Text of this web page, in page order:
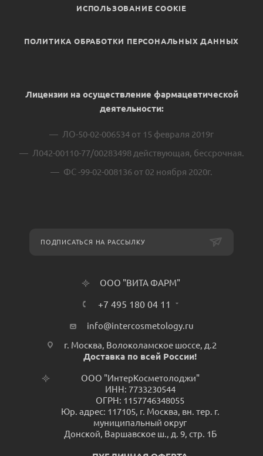
ИСПОЛЬЗОВАНИЕ COOKIE
ПОЛИТИКА ОБРАБОТКИ ПЕРСОНАЛЬНЫХ ДАННЫХ
Лицензии на осуществление фармацевтической
деятельности:
ЛО-50-02-006534 от 15 февраля 2019г
Л042-00110-77/00283498 действующая, бессрочная.
ФС -99-02-008136 от 02 ноября 2020г.
ПОДПИСАТЬСЯ НА РАССЫЛКУ
ООО "ВИТА ФАРМ"
+7 495 180 04 11
info@intercosmetology.ru
г. Москва, Волоколамское шоссе, д.2
Доставка по всей России!
ООО "ИнтерКосметолоджи"
ИНН: 7733230544
ОГРН: 1157746348055
Юр. адрес: 117105, г. Москва, вн. тер. г.
муниципальный округ
Донской, Варшавское ш., д. 9, стр. 1Б